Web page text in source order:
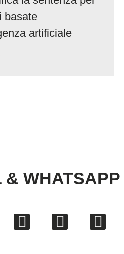
basate
artificiale
& WHATSAPP